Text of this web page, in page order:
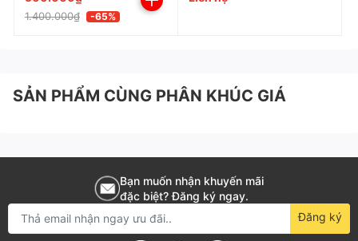
1.400.000₫ -65%
SẢN PHẨM CÙNG PHÂN KHÚC GIÁ
Bạn muốn nhận khuyến mãi
đặc biệt? Đăng ký ngay.
Đăng ký